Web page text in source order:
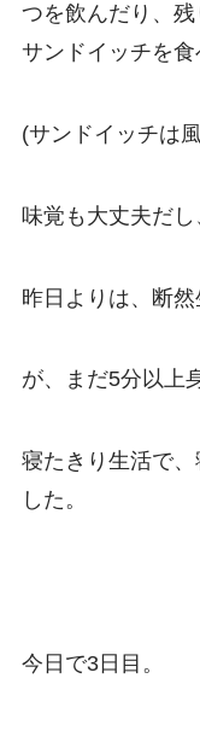
つを飲んだり、残
サンドイッチを食
(サンドイッチは
味覚も大丈夫だし
昨日よりは、断然
が、まだ5分以上
寝たきり生活で
した。
今日で3日目。